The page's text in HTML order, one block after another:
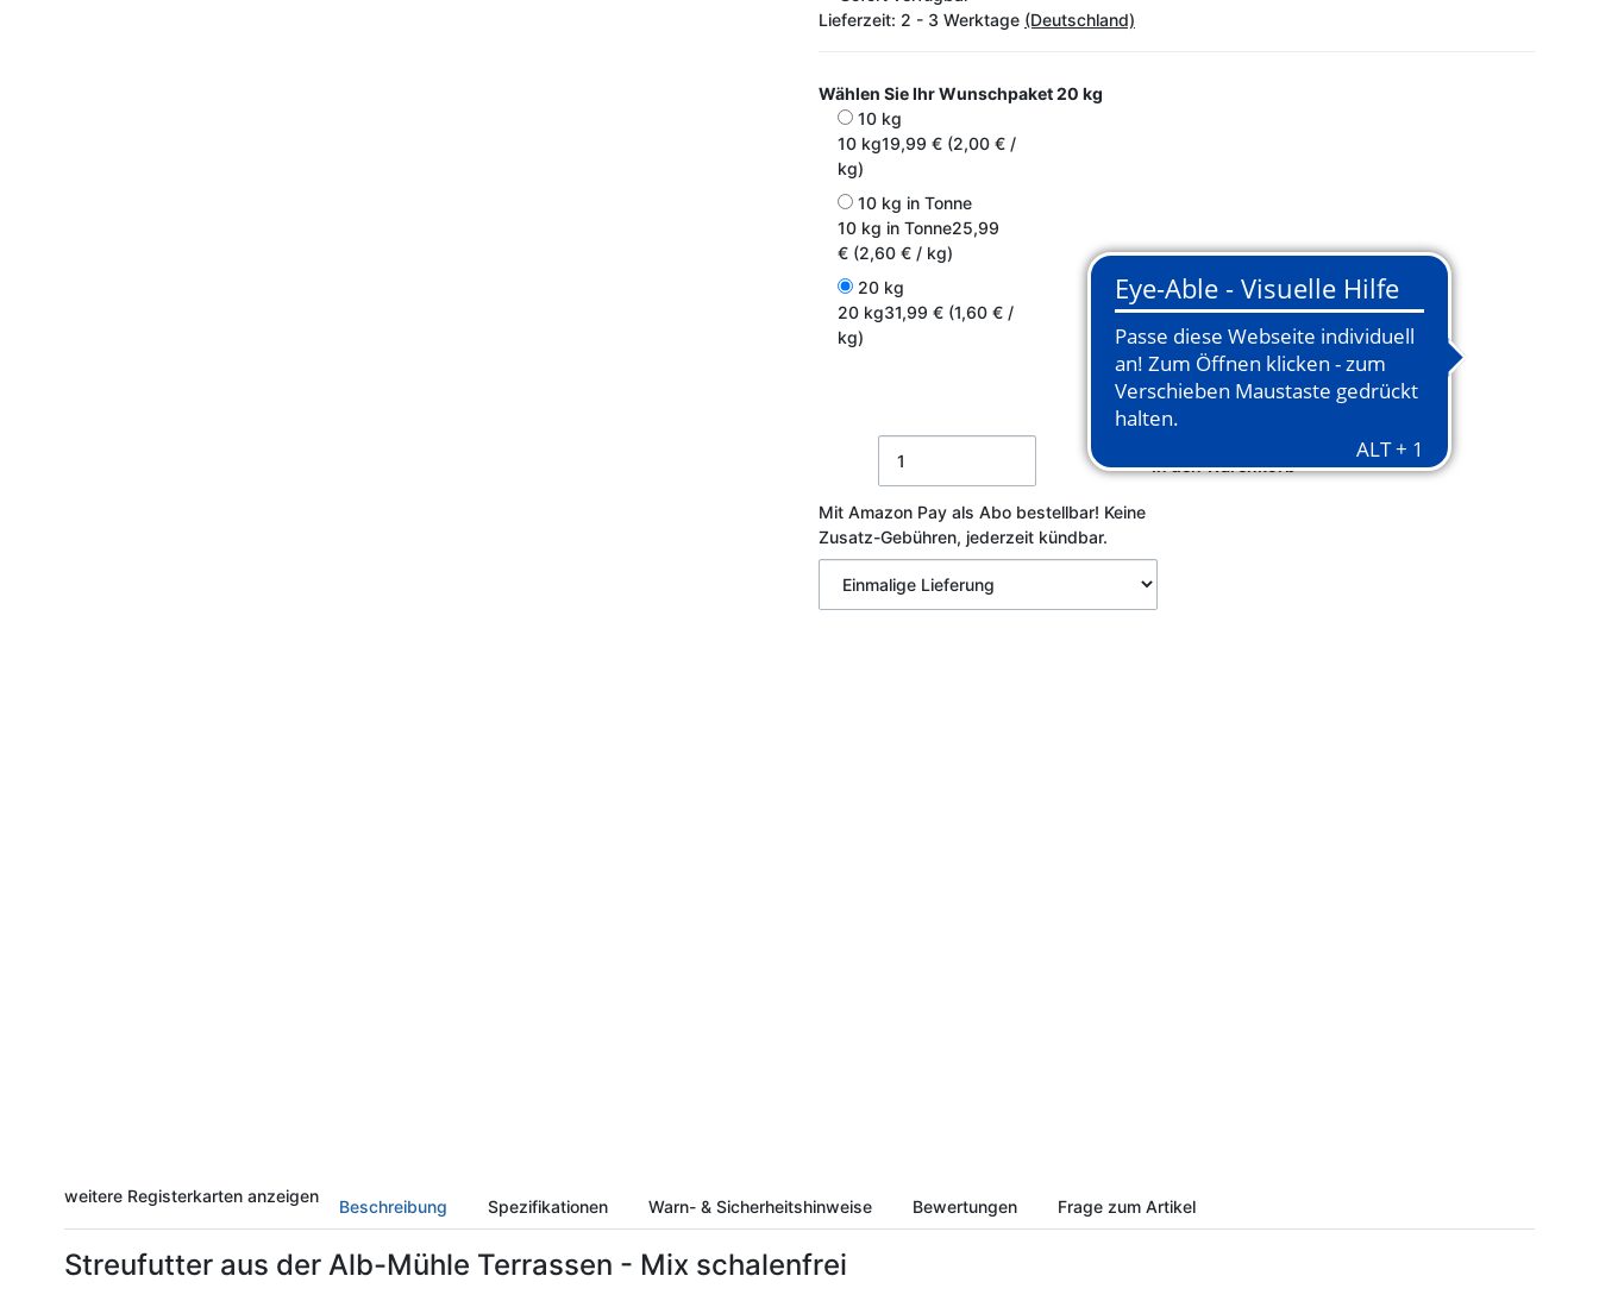
Lieferzeit: 2 - 3 Werktage (Deutschland)
Wählen Sie Ihr Wunschpaket20 kg
10 kg
10 kg19,99 € (2,00 € /
kg)
10 kg in Tonne
10 kg in Tonne25,99
€ (2,60 € / kg)
20 kg
20 kg31,99 € (1,60 € /
kg)
In den Warenkorb
Mit Amazon Pay als Abo bestellbar! Keine
Zusatz-Gebühren, jederzeit kündbar.
weitere Registerkarten anzeigen
Beschreibung Spezifikationen Warn- & Sicherheitshinweise Bewertungen Frage zum Artikel
Streufutter aus der Alb-Mühle Terrassen - Mix schalenfrei